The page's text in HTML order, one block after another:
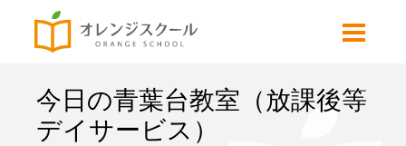
今日の青葉台教室（放課後等
デイサービス）